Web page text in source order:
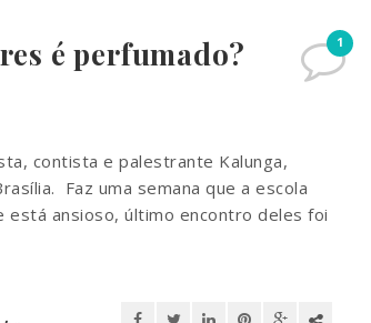
1
é perfumado?
contista e palestrante Kalunga,
Faz uma semana que a escola
está ansioso, último encontro deles foi